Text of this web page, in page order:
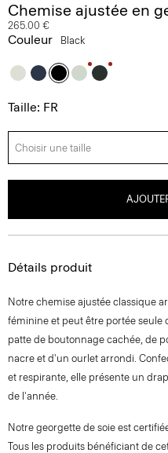
Chemise ajustée en
265.00 €
Couleur Black
Taille: FR
Choisir une taille
Détails produit
Notre chemise ajustée classique
féminine et peut être portée seule
patte de boutonnage cachée, de
nacre et d'un ourlet arrondi.
et respirante, elle présente un
de l'année.
Notre georgette de soie est
Tous les produits bénéficiant de